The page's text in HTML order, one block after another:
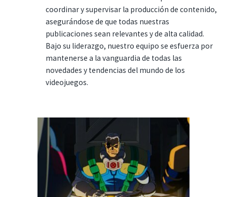
coordinar y supervisar la producción de contenido,
asegurándose de que todas nuestras
publicaciones sean relevantes y de alta calidad.
Bajo su liderazgo, nuestro equipo se esfuerza por
mantenerse a la vanguardia de todas las
novedades y tendencias del mundo de los
videojuegos.